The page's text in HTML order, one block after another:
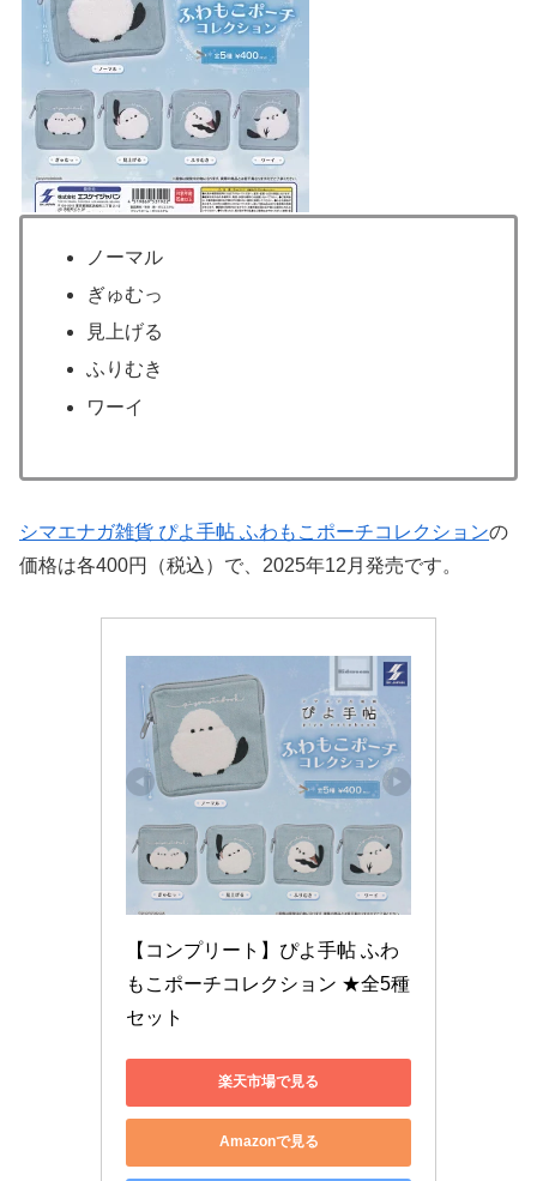
ノーマル
ぎゅむっ
見上げる
ふりむき
ワーイ
シマエナガ雑貨 ぴよ手帖 ふわもこポーチコレクションの
価格は各400円（税込）で、2025年12月発売です。
【コンプリート】ぴよ手帖 ふわ
もこポーチコレクション ★全5種
セット
楽天市場で見る
Amazonで見る